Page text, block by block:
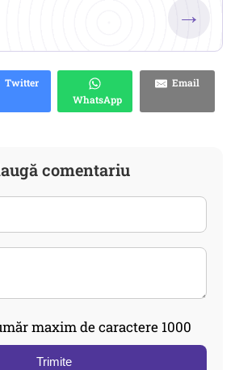
→
Twitter
WhatsApp
Email
comentariu
maxim de caractere 1000
Trimite